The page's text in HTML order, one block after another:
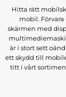
Hitta rätt
mobil. Förvara
skärmen med
är i stort sett
ett skydd till
titt i vårt